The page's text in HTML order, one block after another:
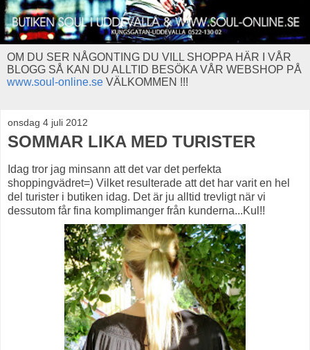
OM DU SER NÅGONTING DU VILL SHOPPA HÄR I VÅR
BLOGG SÅ KAN DU ALLTID BESÖKA VÅR WEBSHOP PÅ
www.soul-online.se VÄLKOMMEN !!!
onsdag 4 juli 2012
SOMMAR LIKA MED TURISTER
Idag tror jag minsann att det var det perfekta
shoppingvädret=) Vilket resulterade att det har varit en hel
del turister i butiken idag. Det är ju alltid trevligt när vi
dessutom får fina komplimanger från kunderna...Kul!!